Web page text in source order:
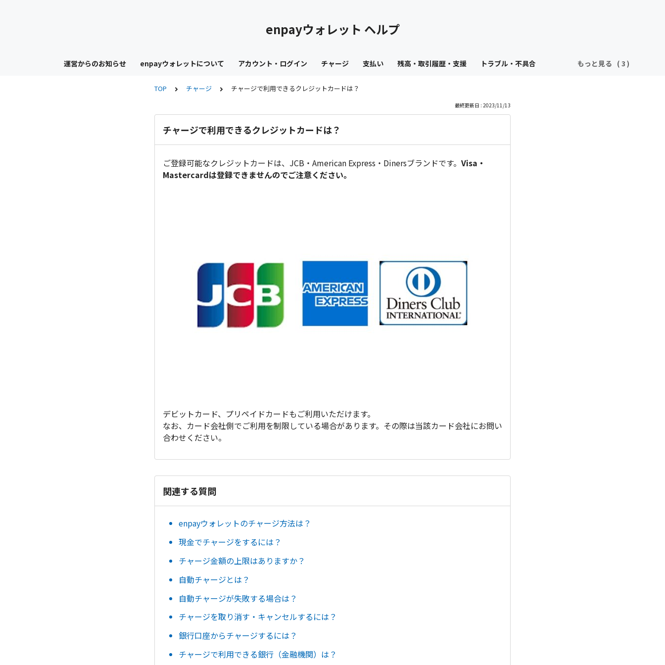
enpayウォレット ヘルプ
運営からのお知らせ enpayウォレットについて アカウント・ログイン チャージ 支払い 残高・取引履歴・支援 トラブル・不具合 もっと見る
TOP チャージ チャージで利用できるクレジットカードは？
最終更新日 : 2023/11/13
チャージで利用できるクレジットカードは？
ご登録可能なクレジットカードは、JCB・American Express・Dinersブランドです。 Visa・
Mastercardは登録できませんのでご注意ください。
デビットカード、プリペイドカードもご利用いただけます。
なお、カード会社側でご利用を制限している場合があります。その際は当該カード会社にお問い
合わせください。
関連する質問
enpayウォレットのチャージ方法は？
現金でチャージをするには？
チャージ金額の上限はありますか？
自動チャージとは？
自動チャージが失敗する場合は？
チャージを取り消す・キャンセルするには？
銀行口座からチャージするには？
チャージで利用できる銀行（金融機関）は？